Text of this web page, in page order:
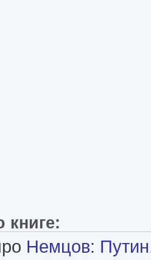
книге:
Немцов: